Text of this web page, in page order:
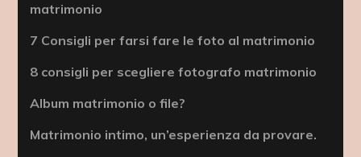
matrimonio
7 Consigli per farsi fare le foto al matrimonio
8 consigli per scegliere fotografo matrimonio
Album matrimonio o file?
Matrimonio intimo, un’esperienza da provare.